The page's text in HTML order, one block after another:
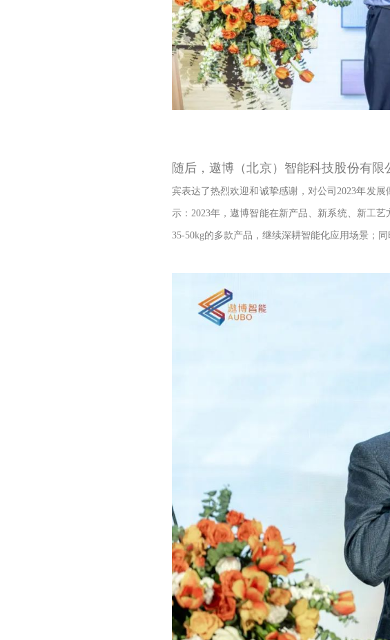
随后，遨博（北京）智能科技股份有
宾表达了热烈欢迎和诚挚感谢，对公司2023年发展
示： 2023年，遨博智能在新产品、新系统、新工
35-50kg的多款产品，继续深耕智能化应用场景；